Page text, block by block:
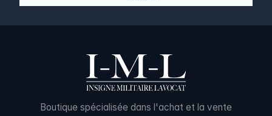
Boutique spécialisée dans l'achat et la vente